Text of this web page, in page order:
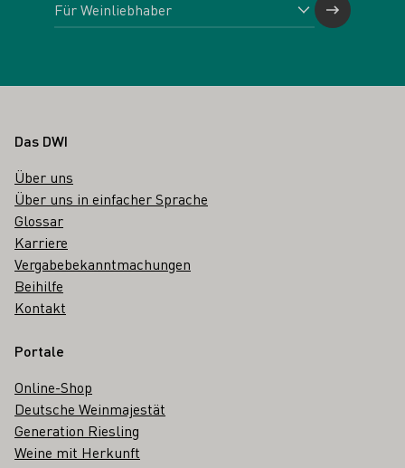
Fußbereich
Das DWI
Über uns
Über uns in einfacher Sprache
Glossar
Karriere
Vergabebekanntmachungen
Beihilfe
Kontakt
Portale
Online-Shop
Deutsche Weinmajestät
Generation Riesling
Weine mit Herkunft